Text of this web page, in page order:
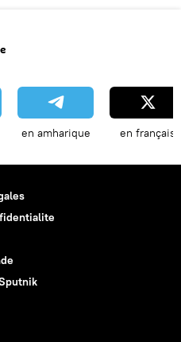
en amharique en français